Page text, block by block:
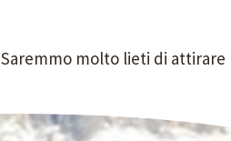
Saremmo molto lieti di